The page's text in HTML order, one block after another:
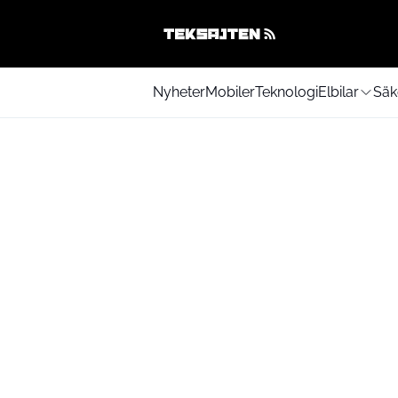
NyheterMobilerTeknologiElbilar